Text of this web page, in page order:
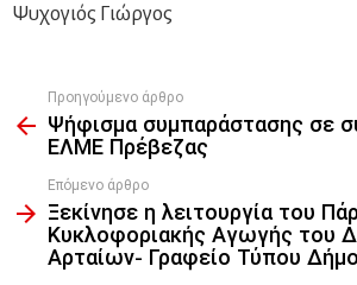
Ψυχογιός Γιώργος
more
Προηγούμενο άρθρο
Ψήφισμα συμπαράστασης σε
ΕΛΜΕ Πρέβεζας
Επόμενο άρθρο
Ξεκίνησε η λειτουργία του
Κυκλοφοριακής Αγωγής του
Αρταίων- Γραφείο Τύπου